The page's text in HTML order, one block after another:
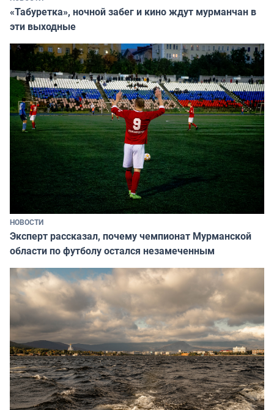
«Табуретка», ночной забег и кино ждут мурманчан в
эти выходные
НОВОСТИ
Эксперт рассказал, почему чемпионат Мурманской
области по футболу остался незамеченным